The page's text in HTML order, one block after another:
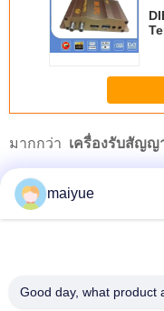
มากกว่า เครื่องรับสัญ
maiyue
Good day, what product